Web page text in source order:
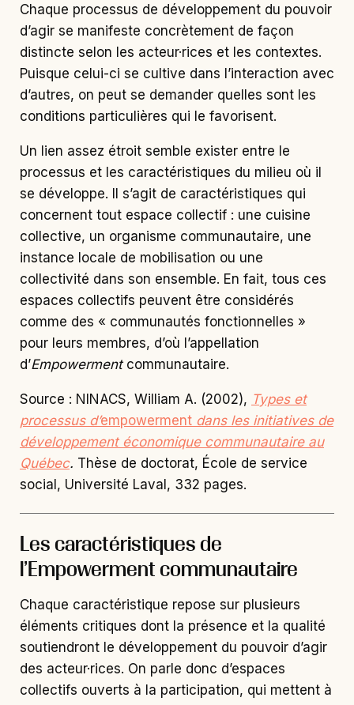
Chaque processus de développement du pouvoir
d’agir se manifeste concrètement de façon
distincte selon les acteur·rices et les contextes.
Puisque celui-ci se cultive dans l’interaction avec
d’autres, on peut se demander quelles sont les
conditions particulières qui le favorisent.
Un lien assez étroit semble exister entre le
processus et les caractéristiques du milieu où il
se développe. Il s’agit de caractéristiques qui
concernent tout espace collectif : une cuisine
collective, un organisme communautaire, une
instance locale de mobilisation ou une
collectivité dans son ensemble. En fait, tous ces
espaces collectifs peuvent être considérés
comme des « communautés fonctionnelles »
pour leurs membres, d’où l’appellation
d’Empowermentcommunautaire.
Source : NINACS, William A. (2002), Types et
processus d’empowerment dans les initiatives de
développement économique communautaire au
Québec. Thèse de doctorat, École de service
social, Université Laval, 332 pages.
Les caractéristiques de
l’Empowerment communautaire
Chaque caractéristique repose sur plusieurs
éléments critiques dont la présence et la qualité
soutiendront le développement du pouvoir d’agir
des acteur·rices. On parle donc d’espaces
collectifs ouverts à la participation, qui mettent à